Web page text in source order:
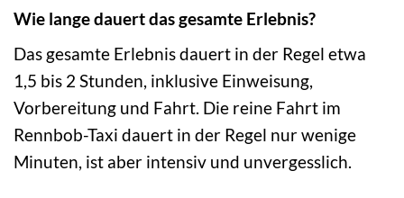
Wie lange dauert das gesamte Erlebnis?
Das gesamte Erlebnis dauert in der Regel etwa
1,5 bis 2 Stunden, inklusive Einweisung,
Vorbereitung und Fahrt. Die reine Fahrt im
Rennbob-Taxi dauert in der Regel nur wenige
Minuten, ist aber intensiv und unvergesslich.